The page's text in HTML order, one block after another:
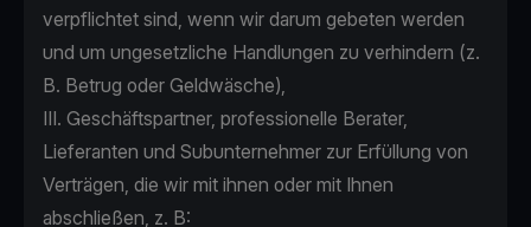
verpflichtet sind, wenn wir darum gebeten werden
und um ungesetzliche Handlungen zu verhindern (z.
B. Betrug oder Geldwäsche),
III. Geschäftspartner, professionelle Berater,
Lieferanten und Subunternehmer zur Erfüllung von
Verträgen, die wir mit ihnen oder mit Ihnen
abschließen, z. B: